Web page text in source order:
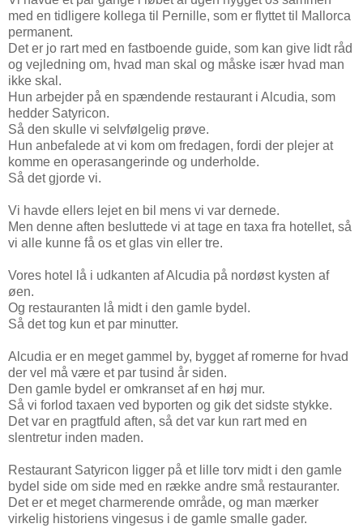
med en tidligere kollega til Pernille, som er flyttet til Mallorca
permanent.
Det er jo rart med en fastboende guide, som kan give lidt råd
og vejledning om, hvad man skal og måske især hvad man
ikke skal.
Hun arbejder på en spændende restaurant i Alcudia, som
hedder Satyricon.
Så den skulle vi selvfølgelig prøve.
Hun anbefalede at vi kom om fredagen, fordi der plejer at
komme en operasangerinde og underholde.
Så det gjorde vi.
Vi havde ellers lejet en bil mens vi var dernede.
Men denne aften besluttede vi at tage en taxa fra hotellet, så
vi alle kunne få os et glas vin eller tre.
Vores hotel lå i udkanten af Alcudia på nordøst kysten af
øen.
Og restauranten lå midt i den gamle bydel.
Så det tog kun et par minutter.
Alcudia er en meget gammel by, bygget af romerne for hvad
der vel må være et par tusind år siden.
Den gamle bydel er omkranset af en høj mur.
Så vi forlod taxaen ved byporten og gik det sidste stykke.
Det var en pragtfuld aften, så det var kun rart med en
slentretur inden maden.
Restaurant Satyricon ligger på et lille torv midt i den gamle
bydel side om side med en række andre små restauranter.
Det er et meget charmerende område, og man mærker
virkelig historiens vingesus i de gamle smalle gader.